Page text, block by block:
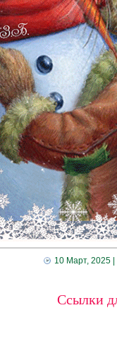
10 Март, 2025
Ссылки